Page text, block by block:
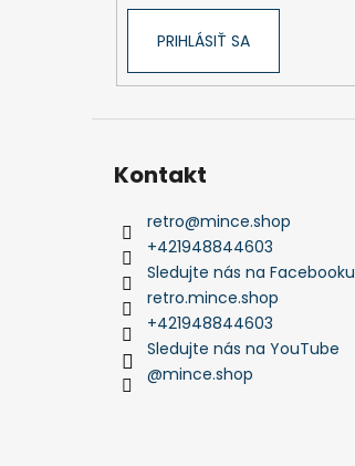
PRIHLÁSIŤ SA
Kontakt
retro@mince.shop
+421948844603
Sledujte nás na Facebooku
retro.mince.shop
+421948844603
Sledujte nás na YouTube
@mince.shop